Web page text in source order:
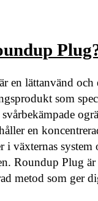
en lättanvänd
som
en
i växternas system
Roundup Plug är
metod som ger